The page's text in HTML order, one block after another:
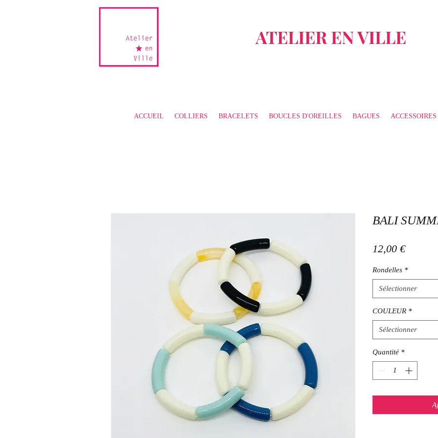
ATELIER EN VILLE
ACCUEIL COLLIERS BRACELETS BOUCLES D'OREILLES BAGUES ACCESSOIRES
BALI
12,00 €Prix
Rondelles *
Sélectionner
COULEUR *
Sélectionner
Quantité *